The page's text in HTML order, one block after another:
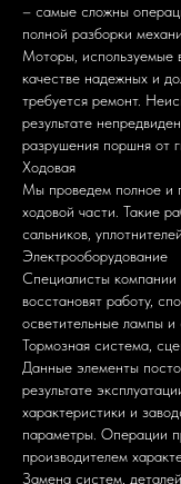
– самые сложны
полной разборки
Моторы, используемые
качестве надежных и
требуется ремонт.
результате
разрушения поршня от
Ходовая
Мы проведем полное и
ходовой части. Такие
сальников,
Электрооборудование
Специалисты компании
восстановят работу,
осветительные лампы и
Тормозная система,
Данные элементы
результате
характеристики и
параметры. Операции
производителем
Замена систем,